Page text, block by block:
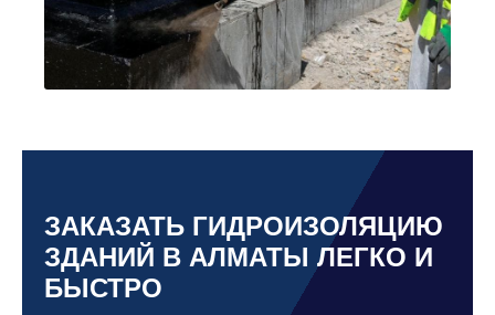
ЗАКАЗАТЬ ГИДРОИЗОЛЯЦИЮ
ЗДАНИЙ В АЛМАТЫ ЛЕГКО И
БЫСТРО